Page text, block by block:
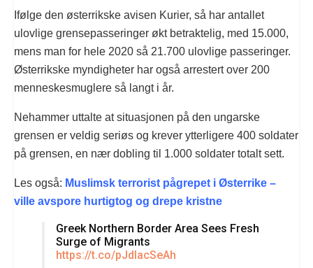
Ifølge den østerrikske avisen Kurier, så har antallet
ulovlige grensepasseringer økt betraktelig, med 15.000,
mens man for hele 2020 så 21.700 ulovlige passeringer.
Østerrikske myndigheter har også arrestert over 200
menneskesmuglere så langt i år.
Nehammer uttalte at situasjonen på den ungarske
grensen er veldig seriøs og krever ytterligere 400 soldater
på grensen, en nær dobling til 1.000 soldater totalt sett.
Les også: Muslimsk terrorist pågrepet i Østerrike –
ville avspore hurtigtog og drepe kristne
Greek Northern Border Area Sees Fresh
Surge of Migrants
https://t.co/pJdIacSeAh